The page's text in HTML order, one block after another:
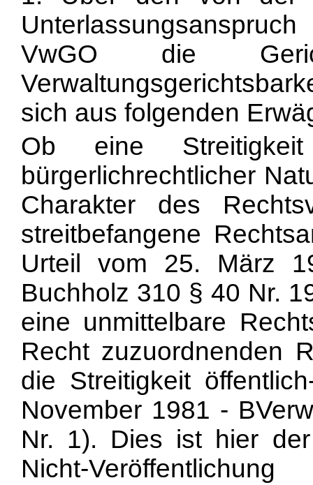
VwGO die
sich aus folgenden
Ob eine Streitigkeit
bürgerlichrechtlicher
Charakter des
streitbefangene
Urteil vom 25. März
Buchholz 310 § 40 Nr.
eine unmittelbare
Recht zuzuordnenden
die Streitigkeit
November 1981 -
Nr. 1). Dies ist hier
Nicht-